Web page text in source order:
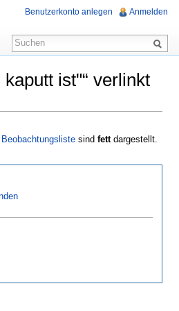
ist"“ verlinkt
Beobachtungsliste sind fettdargestellt.
Benutzerkonto anlegen Anmelden